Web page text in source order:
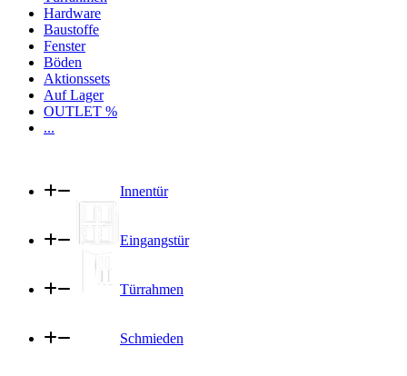
Hardware
Baustoffe
Fenster
Böden
Aktionssets
Auf Lager
OUTLET %
...
Innentür
Eingangstür
Türrahmen
Schmieden